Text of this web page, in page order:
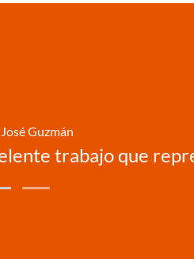
Guzmán
trabajo que